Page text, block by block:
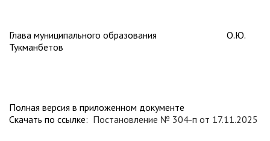
Глава муниципального образования О.Ю.
Тукманбетов
Полная версия в приложенном документе
Скачать по ссылке: Постановление № 304-п от 17.11.2025